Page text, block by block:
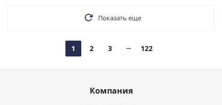
Показать еще
1 2 3 122
Компания